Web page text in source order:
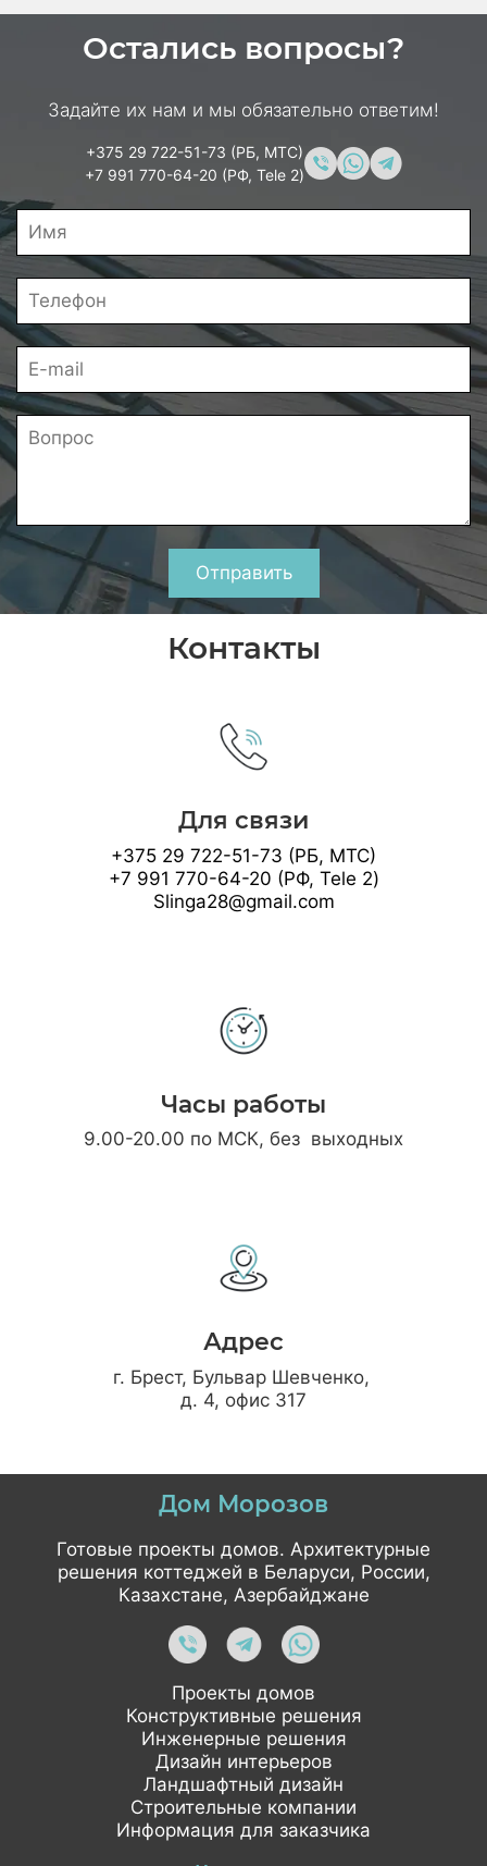
Остались вопросы?
Задайте их нам и мы обязательно ответим!
+375 29 722-51-73 (РБ, МТС)
+7 991 770-64-20 (РФ, Tele 2)
Отправить
Контакты
Для связи
+375 29 722-51-73 (РБ, МТС)
+7 991 770-64-20 (РФ, Tele 2)
Slinga28@gmail.com
Часы работы
9.00-20.00 по МСК, без выходных
Адрес
г. Брест, Бульвар Шевченко,
д. 4, офис 317
Дом Морозов
Готовые проекты домов. Архитектурные
решения коттеджей в Беларуси, России,
Казахстане, Азербайджане
Проекты домов
Конструктивные решения
Инженерные решения
Дизайн интерьеров
Ландшафтный дизайн
Строительные компании
Информация для заказчика